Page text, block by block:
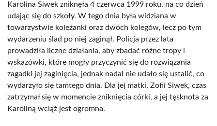
Karolina Siwek zniknęła 4 czerwca 1999 roku, na co dzień
udając się do szkoły. W tego dnia była widziana w
towarzystwie koleżanki oraz dwóch kolegów, lecz po tym
wydarzeniu ślad po niej zaginął. Policja przez lata
prowadziła liczne działania, aby zbadać różne tropy i
wskazówki, które mogły przyczynić się do rozwiązania
zagadki jej zaginięcia, jednak nadal nie udało się ustalić, co
wydarzyło się tamtego dnia. Dla jej matki, Zofii Siwek, czas
zatrzymał się w momencie zniknięcia córki, a jej tęsknota za
Karoliną wciąż jest ogromna.